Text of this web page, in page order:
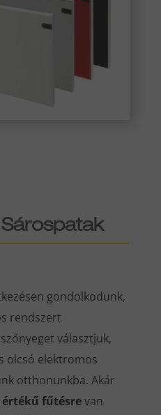
gondolkodunk,
rendszert
választjuk,
olcsó elektromos
otthonunkba. Akár
fűtésrevan